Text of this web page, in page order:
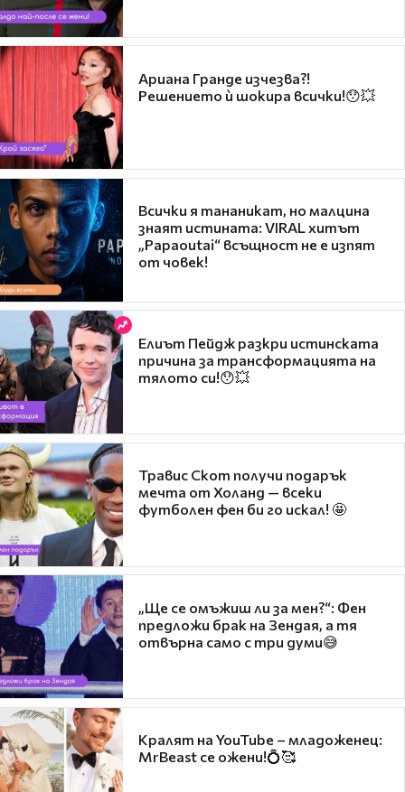
Ариана Гранде изчезва?!
Решението ѝ шокира всички!😯💥
Всички я тананикат, но малцина
знаят истината: VIRAL хитът
„Papaoutai“ всъщност не е изпят
от човек!
Елиът Пейдж разкри истинската
причина за трансформацията на
тялото си!😯💥
Травис Скот получи подарък
мечта от Холанд — всеки
футболен фен би го искал! 🤩
„Ще се омъжиш ли за мен?“: Фен
предложи брак на Зендая, а тя
отвърна само с три думи😅
Кралят на YouTube – младоженец:
MrBeast се ожени!💍🥰